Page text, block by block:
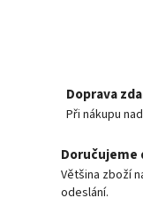
Doprava
Při nákupu
Doručujeme
Většina zboží
odeslání.